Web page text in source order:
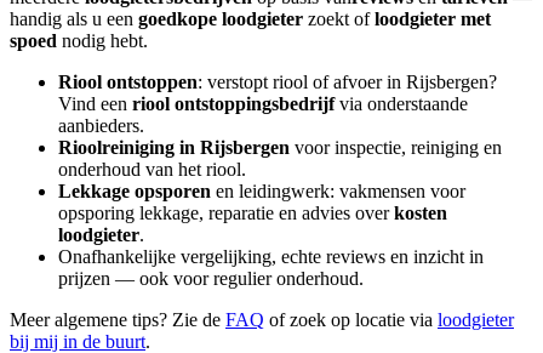
handig als u een goedkope loodgieter zoekt ofloodgieter met
spoed nodig hebt.
Riool ontstoppen: verstopt riool of afvoer in Rijsbergen?
Vind een riool ontstoppingsbedrijfvia onderstaande
aanbieders.
Rioolreiniging in Rijsbergen voor inspectie, reiniging en
onderhoud van het riool.
Lekkage opsporen en leidingwerk: vakmensen voor
opsporing lekkage, reparatie en advies overkosten
loodgieter.
Onafhankelijke vergelijking, echte reviews en inzicht in
prijzen — ook voor regulier onderhoud.
Meer algemene tips? Zie de FAQ of zoek op locatie via loodgieter
bij mij in de buurt.